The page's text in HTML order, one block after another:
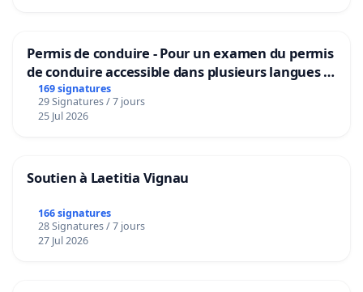
Permis de conduire - Pour un examen du permis
de conduire accessible dans plusieurs langues à
Bruxelles
169 signatures
29 Signatures / 7 jours
25 Jul 2026
Soutien à Laetitia Vignau
166 signatures
28 Signatures / 7 jours
27 Jul 2026